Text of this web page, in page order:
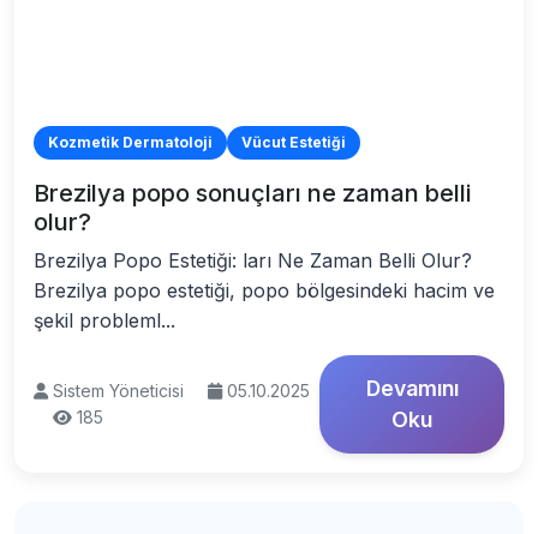
Kozmetik Dermatoloji Vücut Estetiği
Brezilya popo sonuçları ne zaman belli
olur?
Brezilya Popo Estetiği: ları Ne Zaman Belli Olur?
Brezilya popo estetiği, popo bölgesindeki hacim ve
şekil probleml...
Sistem Yöneticisi
05.10.2025
185
Devamını
Oku